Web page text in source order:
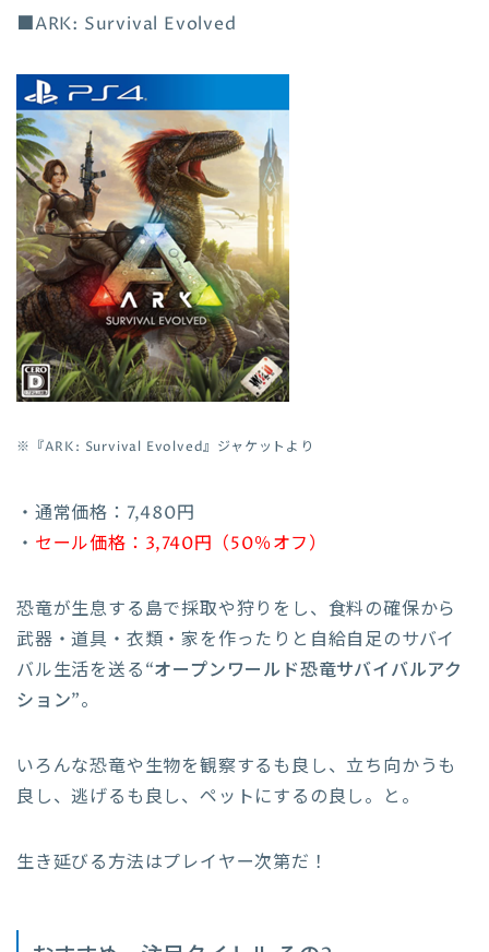
■ARK: Survival Evolved
※『ARK: Survival Evolved』ジャケットより
・通常価格：7,480円
・ セール価格：3,740円（50％オフ）
恐竜が生息する島で採取や狩りをし、食料の確保から
武器・道具・衣類・家を作ったりと自給自足のサバイ
バル生活を送る“オープンワールド恐竜サバイバルアク
ション”。
いろんな恐竜や生物を観察するも良し、立ち向かうも
良し、逃げるも良し、ペットにするの良し。と。
生き延びる方法はプレイヤー次第だ！